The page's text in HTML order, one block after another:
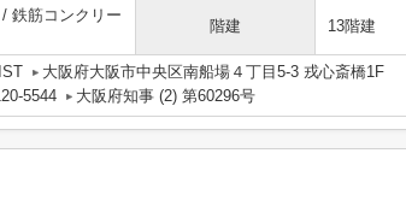
鉄筋コンクリー
階建 13階建
大阪府大阪市中央区南船場４丁目5-3 戎心斎橋1F
5544
大阪府知事 (2) 第60296号